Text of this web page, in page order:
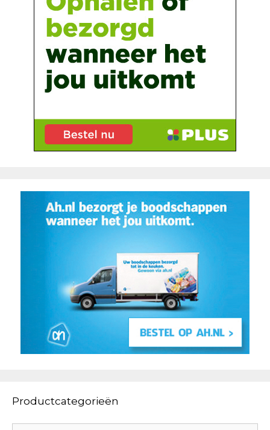
Productcategorieën